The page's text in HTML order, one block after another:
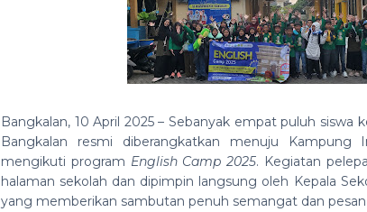
Bangkalan, 10 April 2025 – Sebanyak empat puluh siswa
Bangkalan resmi diberangkatkan menuju Kampung
mengikuti program English Camp 2025. Kegiatan
halaman sekolah dan dipimpin langsung oleh Kepala
yang memberikan sambutan penuh semangat dan pesan